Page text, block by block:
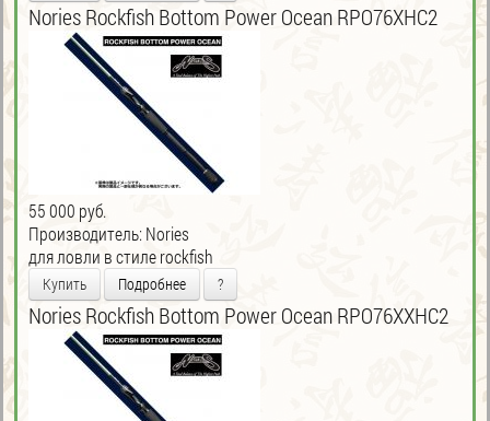
Nories Rockfish Bottom Power Ocean RPO76XHC2
55 000 руб.
Производитель: Nories
для ловли в стиле rockfish
Купить Подробнее ?
Nories Rockfish Bottom Power Ocean RPO76XXHC2